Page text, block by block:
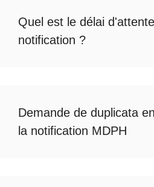
Quel est le délai
notification ?
Demande de duplicata
la notification MDPH